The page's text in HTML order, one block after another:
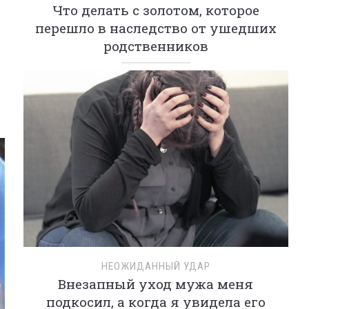
Что делать с золотом, которое
перешло в наследство от ушедших
родственников
НЕОЖИДАННЫЙ УДАР
Внезапный уход мужа меня
подкосил, а когда я увидела его